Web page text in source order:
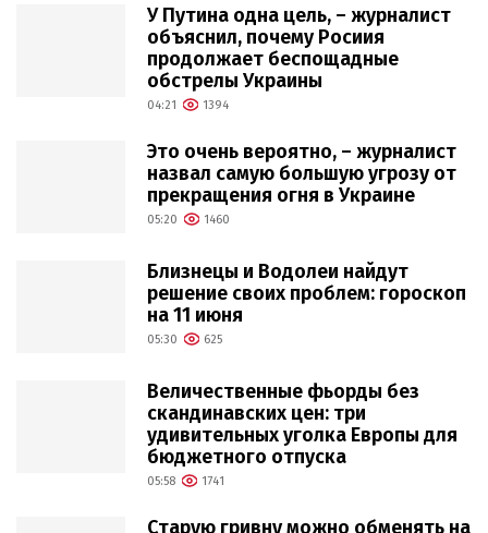
У Путина одна цель, – журналист
объяснил, почему Росиия
продолжает беспощадные
обстрелы Украины
04:21 1394
Это очень вероятно, – журналист
назвал самую большую угрозу от
прекращения огня в Украине
05:20 1460
Близнецы и Водолеи найдут
решение своих проблем: гороскоп
на 11 июня
05:30 625
Величественные фьорды без
скандинавских цен: три
удивительных уголка Европы для
бюджетного отпуска
05:58 1741
Старую гривну можно обменять на